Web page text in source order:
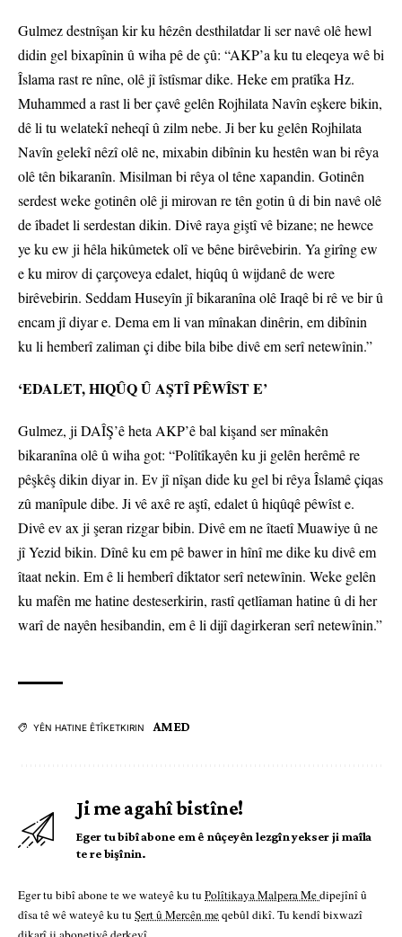
Gulmez destnîşan kir ku hêzên desthilatdar li ser navê olê hewl
didin gel bixapînin û wiha pê de çû: “AKP’a ku tu eleqeya wê bi
Îslama rast re nîne, olê jî îstîsmar dike. Heke em pratîka Hz.
Muhammed a rast li ber çavê gelên Rojhilata Navîn eşkere bikin,
dê li tu welatekî neheqî û zilm nebe. Ji ber ku gelên Rojhilata
Navîn gelekî nêzî olê ne, mixabin dibînin ku hestên wan bi rêya
olê tên bikaranîn. Misilman bi rêya ol têne xapandin. Gotinên
serdest weke gotinên olê ji mirovan re tên gotin û di bin navê olê
de îbadet li serdestan dikin. Divê raya giştî vê bizane; ne hewce
ye ku ew ji hêla hikûmetek olî ve bêne birêvebirin. Ya girîng ew
e ku mirov di çarçoveya edalet, hiqûq û wijdanê de were
birêvebirin. Seddam Huseyîn jî bikaranîna olê Iraqê bi rê ve bir û
encam jî diyar e. Dema em li van mînakan dinêrin, em dibînin
ku li hemberî zaliman çi dibe bila bibe divê em serî netewînin.”
‘EDALET, HIQÛQ Û AŞTÎ PÊWÎST E’
Gulmez, ji DAÎŞ’ê heta AKP’ê bal kişand ser mînakên
bikaranîna olê û wiha got: “Polîtîkayên ku ji gelên herêmê re
pêşkêş dikin diyar in. Ev jî nîşan dide ku gel bi rêya Îslamê çiqas
zû manîpule dibe. Ji vê axê re aştî, edalet û hiqûqê pêwîst e.
Divê ev ax ji şeran rizgar bibin. Divê em ne îtaetî Muawiye û ne
jî Yezid bikin. Dînê ku em pê bawer in hînî me dike ku divê em
îtaat nekin. Em ê li hemberî dîktator serî netewînin. Weke gelên
ku mafên me hatine desteserkirin, rastî qetlîaman hatine û di her
warî de nayên hesibandin, em ê li dijî dagirkeran serî netewînin.”
YÊN HATINE ÊTÎKETKIRIN AMED
Ji me agahî bistîne!
Eger tu bibî abone em ê nûçeyên lezgîn yekser ji maîla
te re bişînin.
Eger tu bibî abone te we wateyê ku tu Polîtikaya Malpera Medipejînî û
dîsa tê wê wateyê ku tu Şert û Mercên meqebûl dikî. Tu kendî bixwazî